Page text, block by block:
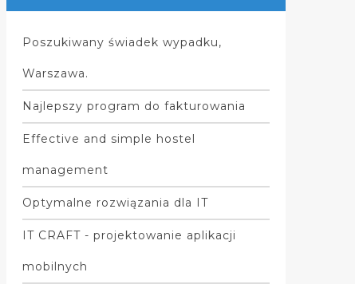
Poszukiwany świadek wypadku,
Warszawa.
Najlepszy program do fakturowania
Effective and simple hostel
management
Optymalne rozwiązania dla IT
IT CRAFT - projektowanie aplikacji
mobilnych